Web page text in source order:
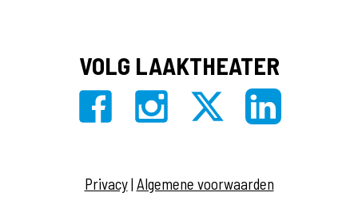
VOLG LAAKTHEATER
Privacy| Algemene voorwaarden